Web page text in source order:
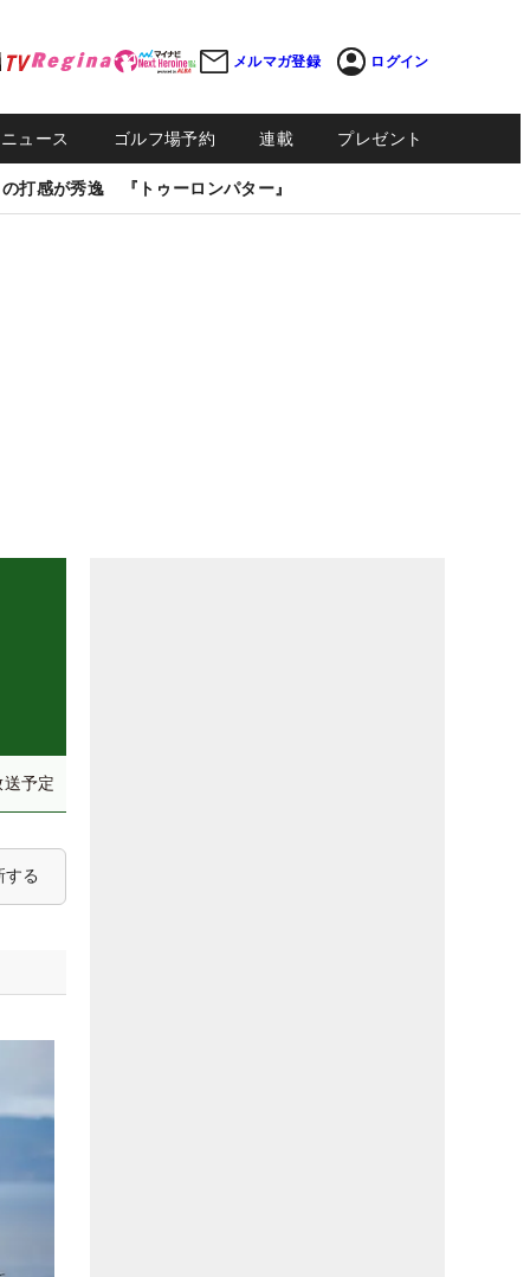
メルマガ登録 ログイン
ュース ゴルフ場予約 連載 プレゼント
打感が秀逸 『トゥーロンパター』
予定
する